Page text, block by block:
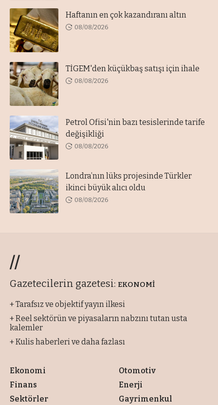
Haftanın en çok kazandıranı altın
08/08/2026
TİGEM'den küçükbaş satışı için ihale
08/08/2026
Petrol Ofisi'nin bazı tesislerinde tarife
değişikliği
08/08/2026
Londra’nın lüks projesinde Türkler
ikinci büyük alıcı oldu
08/08/2026
//
Gazetecilerin gazetesi: EKONOMİ
+ Tarafsız ve objektif yayın ilkesi
+ Reel sektörün ve piyasaların nabzını tutan usta
kalemler
+ Kulis haberleri ve daha fazlası
Ekonomi
Finans
Sektörler
Otomotiv
Enerji
Gayrimenkul